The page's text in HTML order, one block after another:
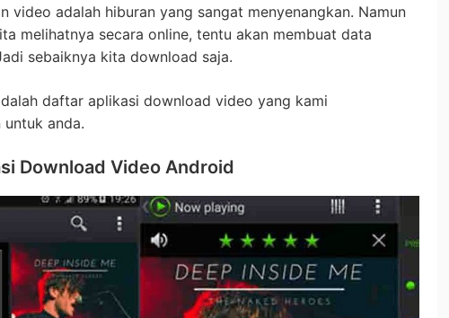
video adalah hiburan yang sangat menyenangkan. Namun
melihatnya secara online, tentu akan membuat data
sebaiknya kita download saja.
daftar aplikasi download video yang kami
untuk anda.
Download Video Android